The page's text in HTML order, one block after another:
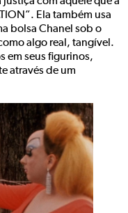
Ela também usa
bolsa Chanel sob o
algo real, tangível.
em seus figurinos,
através de um